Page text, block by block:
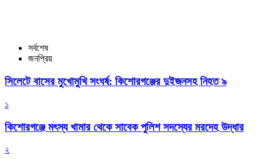
সর্বশেষ
জনপ্রিয়
সিলেটে বাসের মুখোমুখি সংঘর্ষ: কিশোরগঞ্জের দুইজনসহ নিহত ৯
১
কিশোরগঞ্জে মৎস্য খামার থেকে সাবেক পুলিশ সদস্যের মরদেহ উদ্ধার
২